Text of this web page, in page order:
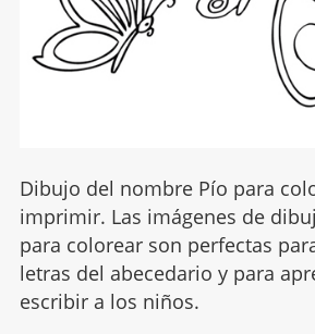
Dibujo del nombre Pío para
imprimir. Las imágenes de
para colorear son perfectas
letras del abecedario y para
escribir a los niños.